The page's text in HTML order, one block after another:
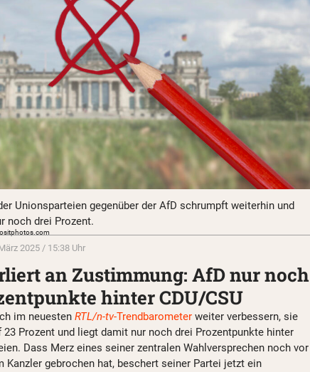
Unionsparteien gegenüber der AfD schrumpft weiterhin und
noch drei Prozent.
2025 / 15:38 Uhr
an Zustimmung: AfD nur noch
hinter CDU/CSU
im neuesten RTL/n-tv-Trendbarometer weiter verbessern, sie
Prozent und liegt damit nur noch drei Prozentpunkte hinter
Dass Merz eines seiner zentralen Wahlversprechen noch vor
Kanzler gebrochen hat, beschert seiner Partei jetzt ein